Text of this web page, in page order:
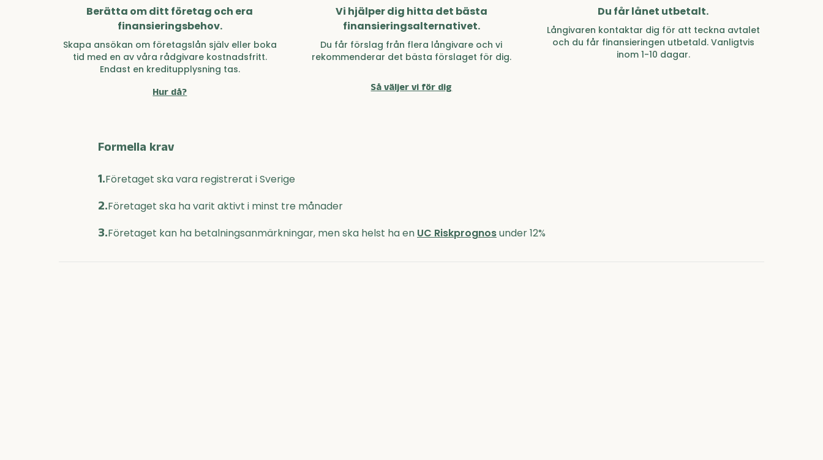
Berätta om ditt företag och era
finansieringsbehov.
Skapa ansökan om företagslån själv eller boka
tid med en av våra rådgivare kostnadsfritt.
Endast en kreditupplysning tas.
Hur då?
Vi hjälper dig hitta det bästa
finansieringsalternativet.
Du får förslag från flera långivare och vi
rekommenderar det bästa förslaget för dig.
Så väljer vi för dig
Du får lånet utbetalt.
Långivaren kontaktar dig för att teckna avtalet
och du får finansieringen utbetald. Vanligtvis
inom 1-10 dagar.
Formella krav
1.Företaget ska vara registrerat i Sverige
2.Företaget ska ha varit aktivt i minst tre månader
3.Företaget kan ha betalningsanmärkningar, men ska helst ha en UC Riskprognosunder 12%